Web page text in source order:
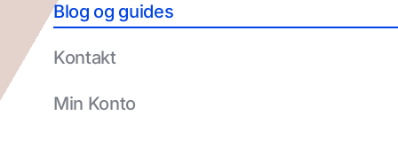
Blog og guides
Kontakt
Min Konto